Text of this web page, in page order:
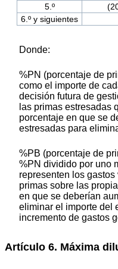
5.º
6.º y siguientes
Donde:
%PN (porcentaje de
como el importe de
decisión futura de
las primas estresadas
porcentaje en que se
estresadas para
%PB (porcentaje de
%PN dividido por uno
representen los
primas sobre las
en que se deberían
eliminar el importe del
incremento de gastos
Artículo 6. Máxima